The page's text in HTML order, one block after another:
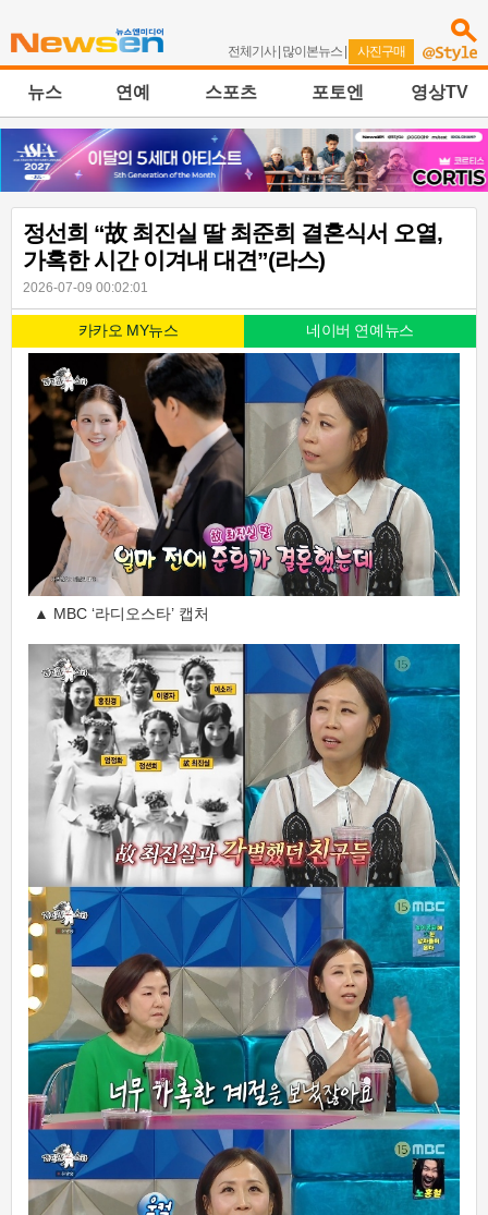
전체기사| 많이본뉴스 | 사진구매
뉴스 연예 스포츠 포토엔 영상TV
정선희 “故 최진실 딸 최준희 결혼식서 오열,
가혹한 시간 이겨내 대견”(라스)
2026-07-09 00:02:01
카카오 MY뉴스 네이버 연예뉴스
▲ MBC ‘라디오스타’ 캡처